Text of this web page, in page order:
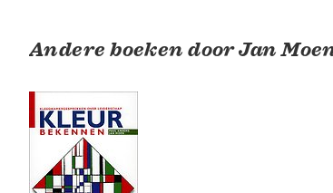
Andere boeken door Jan